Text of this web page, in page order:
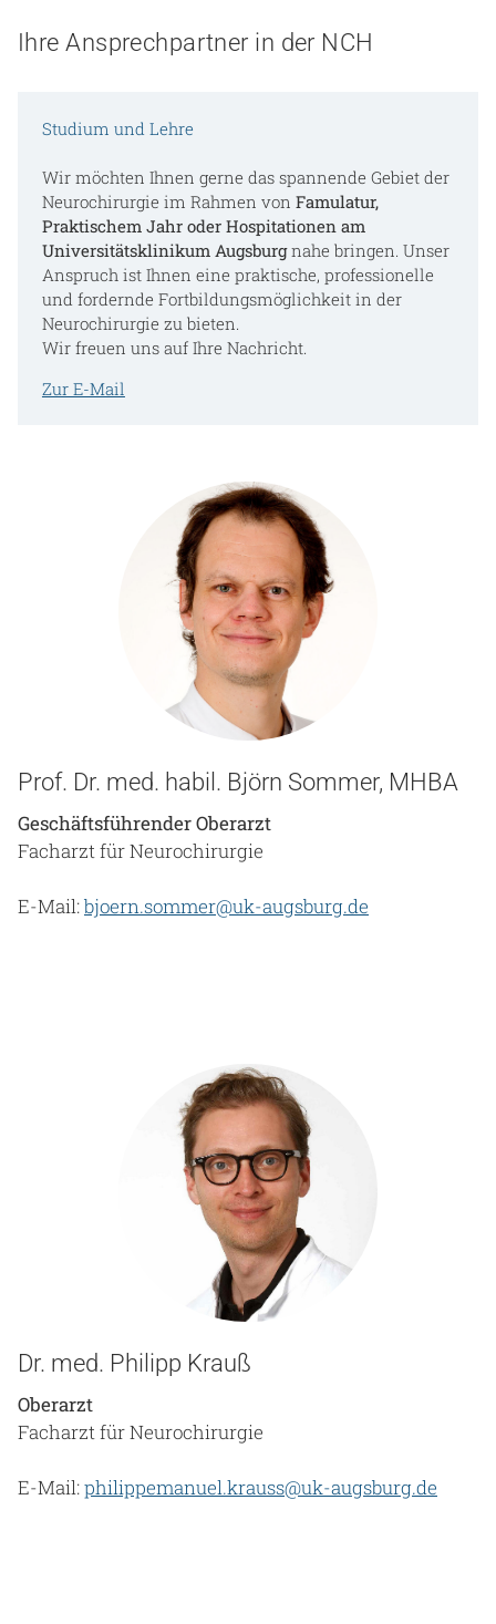
Ihre Ansprechpartner in der NCH
Studium und Lehre
Wir möchten Ihnen gerne das spannende Gebiet der
Neurochirurgie im Rahmen von Famulatur,
Praktischem Jahr oder Hospitationen am
Universitätsklinikum Augsburgnahe bringen. Unser
Anspruch ist Ihnen eine praktische, professionelle
und fordernde Fortbildungsmöglichkeit in der
Neurochirurgie zu bieten.
Wir freuen uns auf Ihre Nachricht.
Zur E-Mail
Prof. Dr. med. habil. Björn Sommer, MHBA
Geschäftsführender Oberarzt
Facharzt für Neurochirurgie
E-Mail:bjoern.sommer@uk-augsburg.de
Dr. med. Philipp Krauß
Oberarzt
Facharzt für Neurochirurgie
E-Mail:philippemanuel.krauss@uk-augsburg.de